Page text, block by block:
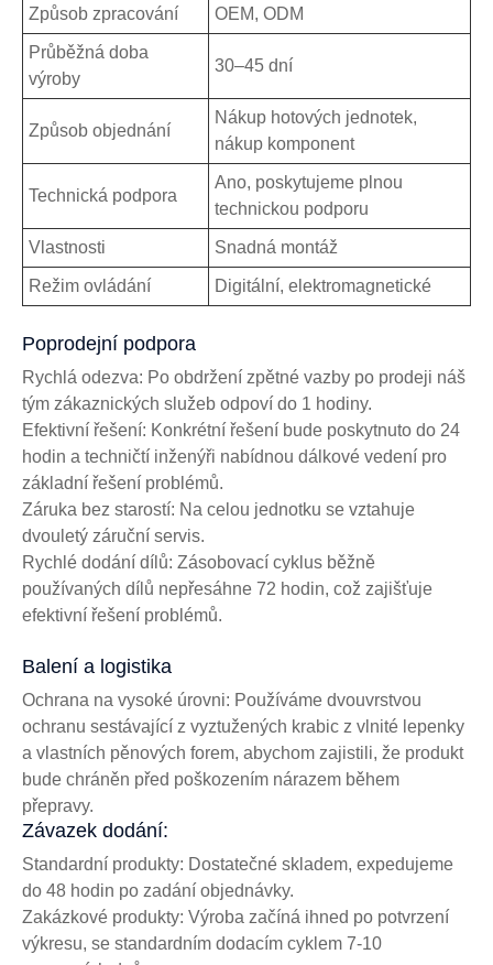
Způsob zpracování OEM, ODM
Průběžná doba
výroby
30–45 dní
Způsob objednání
Nákup hotových jednotek,
nákup komponent
Technická podpora
Ano, poskytujeme plnou
technickou podporu
Vlastnosti Snadná montáž
Režim ovládání Digitální, elektromagnetické
Poprodejní podpora
Rychlá odezva: Po obdržení zpětné vazby po prodeji náš
tým zákaznických služeb odpoví do 1 hodiny.
Efektivní řešení: Konkrétní řešení bude poskytnuto do 24
hodin a techničtí inženýři nabídnou dálkové vedení pro
základní řešení problémů.
Záruka bez starostí: Na celou jednotku se vztahuje
dvouletý záruční servis.
Rychlé dodání dílů: Zásobovací cyklus běžně
používaných dílů nepřesáhne 72 hodin, což zajišťuje
efektivní řešení problémů.
Balení a logistika
Ochrana na vysoké úrovni: Používáme dvouvrstvou
ochranu sestávající z vyztužených krabic z vlnité lepenky
a vlastních pěnových forem, abychom zajistili, že produkt
bude chráněn před poškozením nárazem během
přepravy.
Závazek dodání:
Standardní produkty: Dostatečné skladem, expedujeme
do 48 hodin po zadání objednávky.
Zakázkové produkty: Výroba začíná ihned po potvrzení
výkresu, se standardním dodacím cyklem 7-10